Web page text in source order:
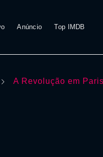
Anúncio Top IMDB
A Revolução em Paris